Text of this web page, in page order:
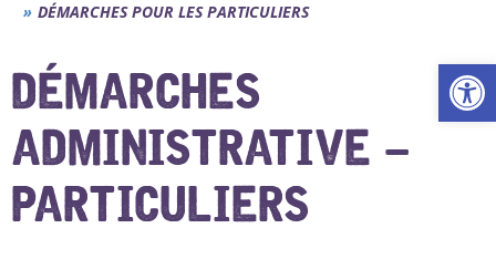
DÉMARCHES POUR LES PARTICULIERS
DÉMARCHES
ADMINISTRATIVE –
PARTICULIERS